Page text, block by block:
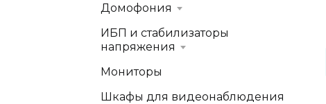
Домофония
ИБП и стабилизаторы
напряжения
Мониторы
Шкафы для видеонаблюдения